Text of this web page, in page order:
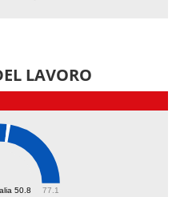
LAVORO
50.8 77.1